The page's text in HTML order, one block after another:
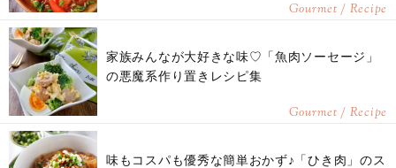
Gourmet / Recipe
家族みんなが大好きな味♡「魚肉ソーセージ」
の悪魔系作り置きレシピ集
Gourmet / Recipe
味もコスパも優秀な簡単おかず♪「ひき肉」のス